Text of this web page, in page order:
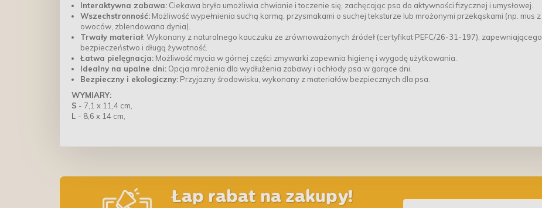
Interaktywna zabawa: Ciekawa bryła umożliwia chwianie i toczenie się, zachęcając psa do aktywności fizycznej i umysłowej.
Wszechstronność: Możliwość wypełnienia suchą karmą, przysmakami o suchej teksturze lub mrożonymi przekąskami (np. mus z
owoców, zblendowana dynia).
Trwały materiał: Wykonany z naturalnego kauczuku ze zrównoważonych źródeł (certyfikat PEFC/26-31-197), zapewniającego
bezpieczeństwo i długą żywotność.
Łatwa pielęgnacja: Możliwość mycia w górnej części zmywarki zapewnia higienę i wygodę użytkowania.
Idealny na upalne dni: Opcja mrożenia dla wydłużenia zabawy i ochłody psa w gorące dni.
Bezpieczny i ekologiczny: Przyjazny środowisku, wykonany z materiałów bezpiecznych dla psa.
WYMIARY:
S - 7,1 x 11,4 cm,
L - 8,6 x 14 cm,
Łap rabat na zakupy!